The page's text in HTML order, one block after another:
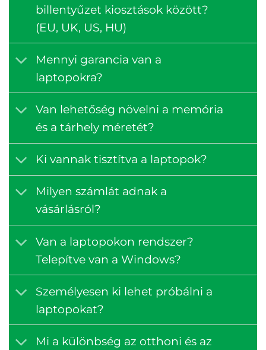
billentyűzet kiosztások között?
(EU, UK, US, HU)
Mennyi garancia van a
laptopokra?
Van lehetőség növelni a memória
és a tárhely méretét?
Ki vannak tisztítva a laptopok?
Milyen számlát adnak a
vásárlásról?
Van a laptopokon rendszer?
Telepítve van a Windows?
Személyesen ki lehet próbálni a
laptopokat?
Mi a különbség az otthoni és az